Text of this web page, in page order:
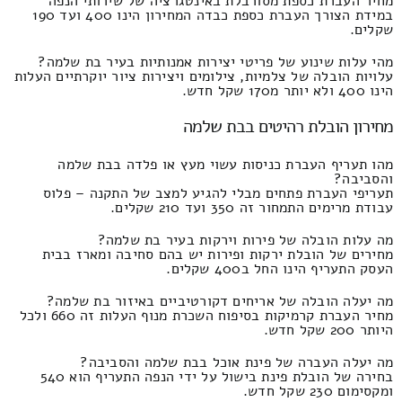
במידת הצורך העברת כספת כבדה המחירון הינו 400 ועד 190
שקלים.
מהי עלות שינוע של פריטי יצירות אמנותיות בעיר בת שלמה?
עלויות הובלה של צלמיות, צילומים ויצירות ציור יוקרתיים העלות
הינו 400 ולא יותר מ170 שקל חדש.
מחירון הובלת רהיטים בבת שלמה
מהו תעריף העברת כניסות עשוי מעץ או פלדה בבת שלמה
והסביבה?
תעריפי העברת פתחים מבלי להגיע למצב של התקנה – פלוס
עבודת מרימים התמחור זה 350 ועד 210 שקלים.
מה עלות הובלה של פירות וירקות בעיר בת שלמה?
מחירים של הובלת ירקות ופירות יש בהם סחיבה ומארז בבית
העסק התעריף הינו החל ב400 שקלים.
מה יעלה הובלה של אריחים דקורטיביים באיזור בת שלמה?
מחיר העברת קרמיקות בסיפוח השכרת מנוף העלות זה 660 ולכל
היותר 200 שקל חדש.
מה יעלה העברה של פינת אוכל בבת שלמה והסביבה?
בחירה של הובלת פינת בישול על ידי הנפה התעריף הוא 540
ומקסימום 230 שקל חדש.